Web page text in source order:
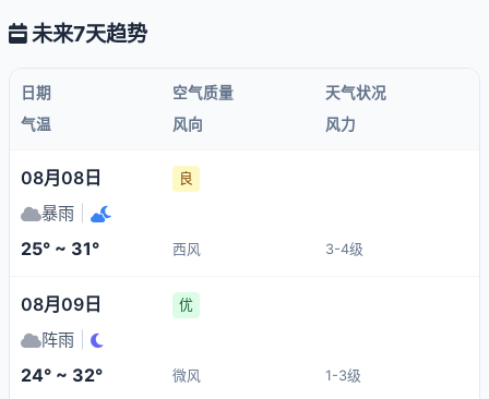
未来7天趋势
日期 空气质量
天气状况
气温
风向 风力
08月08日 良
暴雨
25° ~ 31° 西风 3-4级
08月09日 优
阵雨
24° ~ 32° 微风 1-3级